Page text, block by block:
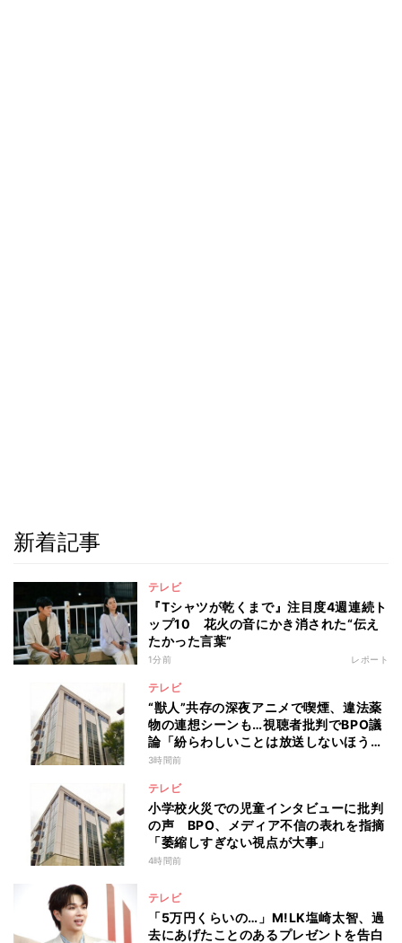
新着記事
テレビ
『Tシャツが乾くまで』注目度4週連続ト
ップ10 花火の音にかき消された“伝え
たかった言葉”
1分前 レポート
テレビ
“獣人”共存の深夜アニメで喫煙、違法薬
物の連想シーンも…視聴者批判でBPO議
論「紛らわしいことは放送しないほう
が」
3時間前
テレビ
小学校火災での児童インタビューに批判
の声 BPO、メディア不信の表れを指摘
「萎縮しすぎない視点が大事」
4時間前
テレビ
「5万円くらいの…」M!LK塩崎太智、過
去にあげたことのあるプレゼントを告白